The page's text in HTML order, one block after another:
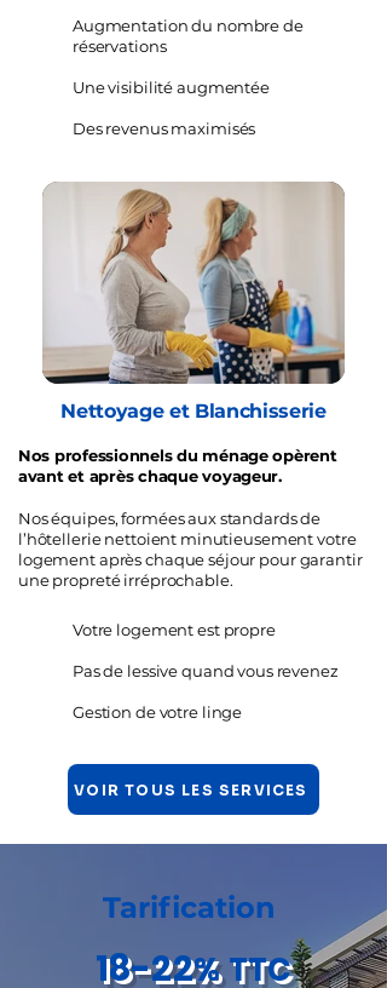
Augmentation du nombre de
réservations
Une visibilité augmentée
Des revenus maximisés
Nettoyage et Blanchisserie
Nos professionnels du ménage opèrent
avant et après chaque voyageur.
Nos équipes, formées aux standards de
l’hôtellerie nettoient minutieusement votre
logement après chaque séjour pour garantir
une propreté irréprochable.
Votre logement est propre
Pas de lessive quand vous revenez
Gestion de votre linge
VOIR TOUS LES SERVICES
Tarification
18-22% TTC